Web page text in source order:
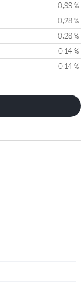
0,99 %
0,28 %
0,28 %
0,14 %
0,14 %